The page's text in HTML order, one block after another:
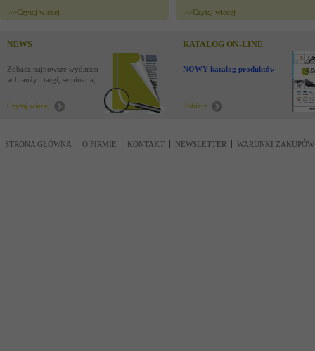
>>Czytaj wiecej >>Czytaj wiecej
NEWS
Zobacz najnowsze wydarzenia
w branży : targi, seminaria,
Czytaj więcej
KATALOG ON-LINE
NOWY katalog produktów !
Pobierz
STRONA GŁÓWNA O FIRMIE KONTAKT NEWSLETTER WARUNKI ZAKUPÓW